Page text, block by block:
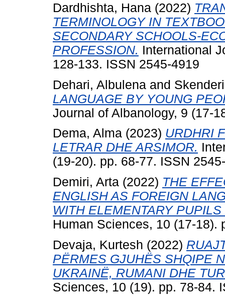
Dardhishta, Hana (2022)
TERMINOLOGY IN
SECONDARY SCHOOLS-
PROFESSION. International
128-133. ISSN 2545-4919
Dehari, Albulena and
LANGUAGE BY YOUNG
Journal of Albanology, 9 (17-
Dema, Alma (2023) URDHRI
LETRAR DHE ARSIMOR.
(19-20). pp. 68-77. ISSN
Demiri, Arta (2022) THE
ENGLISH AS FOREIGN
WITH ELEMENTARY
Human Sciences, 10 (17-18).
Devaja, Kurtesh (2022)
PËRMES GJUHËS SHQIPE
UKRAINË, RUMANI DHE
Sciences, 10 (19). pp. 78-84.